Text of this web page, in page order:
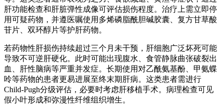
肝功能检查和肝脏弹性成像可评估损伤程度。治疗上需立即停
用可疑药物，并遵医嘱使用多烯磷脂酰胆碱胶囊、复方甘草酸
苷片、双环醇片等护肝药物。
若药物性肝损伤持续超过三个月未干预，肝细胞广泛坏死可能
导致不可逆肝硬化。此时可能出现腹水、食管静脉曲张破裂出
血、肝性脑病等严重并发症。长期使用对乙酰氨基酚、甲氨蝶
呤等药物的患者更易进展至终末期肝病。这类患者需进行
Child-Pugh分级评估，必要时考虑肝移植手术。病理检查可见
假小叶形成和弥漫性纤维组织增生。